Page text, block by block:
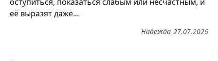
её выразят даже...
27.07.2026
Надежда